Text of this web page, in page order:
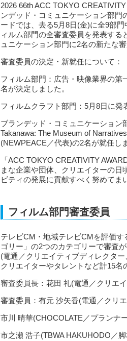
2026 66th ACC TOKYO
ンデッド・コミュニケーション部門
ードでは、去る5月8日(金)に全9部
ィルム部門の全審査委員を発表する
ュニケーション部門に2名の新たな
審査委員の決定・新就任について：
フィルム部門：広告・映像業界の第
名が決定しました。
フィルムクラフト部門：5月8日に発
ブランデッド・コミュニケーション
Takanawa: The Museum of
(NEWPEACE／代表)の2名が就任し
「ACC TOKYO CREATIVITY
まな企業や団体、クリエイターの
ビティの発展に貢献すべく努めてま
フィルム部門審査委員
テレビCM・地域テレビCMを評価
ゴリー」の2つのカテゴリーで審査
(電通／クリエイティブディレクタ
クリエイターやタレントなど計15名
審査委員長：花田 礼(電通／クリエ
審査委員：有元 沙矢香(電通／クリ
市川 晴華(CHOCOLATE／プランナ
市之瀬 浩子(TBWA HAKUHODO／